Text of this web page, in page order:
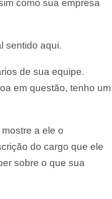
como sua empresa
sentido aqui.
de sua equipe.
em questão, tenho um
a ele o
do cargo que ele
sobre o que sua